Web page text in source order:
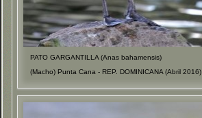
PATO GARGANTILLA (Anas bahamensis)
(Macho) Punta Cana - REP. DOMINICANA (Abril 2016)